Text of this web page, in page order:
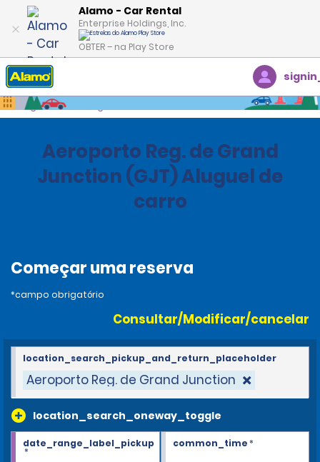
Alamo - Car Rental
Enterprise Holdings, Inc.
OBTER – na Play Store
Página inicial Colorado
Aeroporto Reg. de Grand
Junction (GJT) Aluguel de
carro
Começar uma reserva
*campo obrigatório
Consultar/Modificar/cancelar
Aeroporto Reg. de Grand Junction
location_search_oneway_toggle
location_search_pickup_and_return_placeholder
date_range_label_pickup
*
common_time*